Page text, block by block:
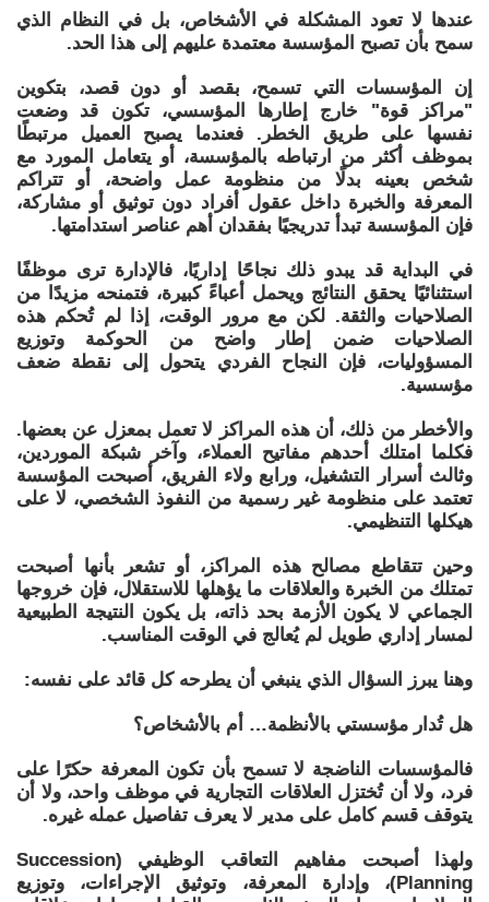
عندها لا تعود المشكلة في الأشخاص، بل في النظام الذي
سمح بأن تصبح المؤسسة معتمدة عليهم إلى هذا الحد.
إن المؤسسات التي تسمح، بقصد أو دون قصد، بتكوين
"مراكز قوة" خارج إطارها المؤسسي، تكون قد وضعت
نفسها على طريق الخطر. فعندما يصبح العميل مرتبطًا
بموظف أكثر من ارتباطه بالمؤسسة، أو يتعامل المورد مع
شخص بعينه بدلًا من منظومة عمل واضحة، أو تتراكم
المعرفة والخبرة داخل عقول أفراد دون توثيق أو مشاركة،
فإن المؤسسة تبدأ تدريجيًا بفقدان أهم عناصر استدامتها.
في البداية قد يبدو ذلك نجاحًا إداريًا، فالإدارة ترى موظفًا
استثنائيًا يحقق النتائج ويحمل أعباءً كبيرة، فتمنحه مزيدًا من
الصلاحيات والثقة. لكن مع مرور الوقت، إذا لم تُحكم هذه
الصلاحيات ضمن إطار واضح من الحوكمة وتوزيع
المسؤوليات، فإن النجاح الفردي يتحول إلى نقطة ضعف
مؤسسية.
والأخطر من ذلك، أن هذه المراكز لا تعمل بمعزل عن بعضها.
فكلما امتلك أحدهم مفاتيح العملاء، وآخر شبكة الموردين،
وثالث أسرار التشغيل، ورابع ولاء الفريق، أصبحت المؤسسة
تعتمد على منظومة غير رسمية من النفوذ الشخصي، لا على
هيكلها التنظيمي.
وحين تتقاطع مصالح هذه المراكز، أو تشعر بأنها أصبحت
تمتلك من الخبرة والعلاقات ما يؤهلها للاستقلال، فإن خروجها
الجماعي لا يكون الأزمة بحد ذاته، بل يكون النتيجة الطبيعية
لمسار إداري طويل لم يُعالج في الوقت المناسب.
وهنا يبرز السؤال الذي ينبغي أن يطرحه كل قائد على نفسه:
هل تُدار مؤسستي بالأنظمة… أم بالأشخاص؟
فالمؤسسات الناضجة لا تسمح بأن تكون المعرفة حكرًا على
فرد، ولا أن تُختزل العلاقات التجارية في موظف واحد، ولا أن
يتوقف قسم كامل على مدير لا يعرف تفاصيل عمله غيره.
ولهذا أصبحت مفاهيم التعاقب الوظيفي (Succession
Planning)، وإدارة المعرفة، وتوثيق الإجراءات، وتوزيع